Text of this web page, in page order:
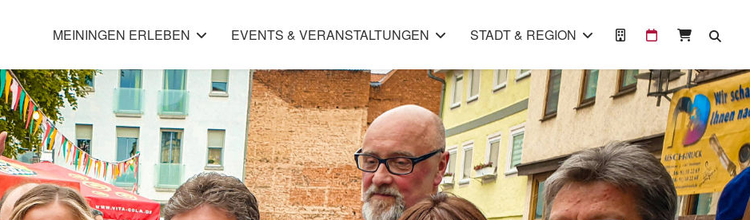
MEININGEN ERLEBEN EVENTS & VERANSTALTUNGEN STADT & REGION